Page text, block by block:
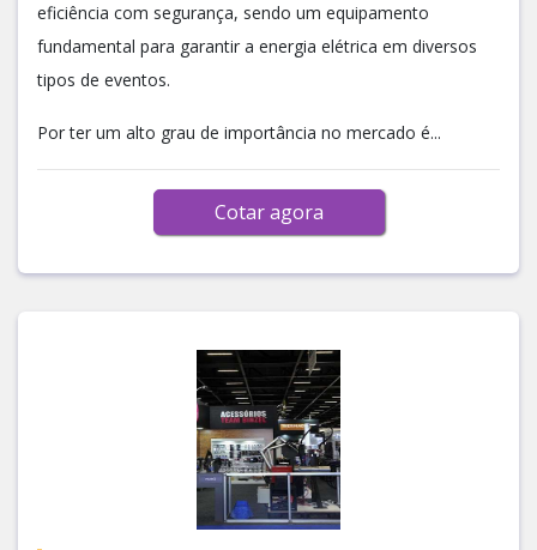
eficiência com segurança, sendo um equipamento
fundamental para garantir a energia elétrica em diversos
tipos de eventos.
Por ter um alto grau de importância no mercado é...
Cotar agora